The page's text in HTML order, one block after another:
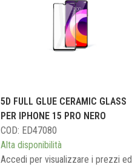
5D FULL GLUE CERAMIC GLASS
PER IPHONE 15 PRO NERO
COD: ED47080
Alta disponibilità
Accedi per visualizzare i prezzi ed